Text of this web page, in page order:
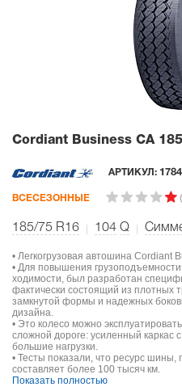
Cordiant Business CA
АРТИКУЛ:
ВСЕСЕЗОННЫЕ
185/75 R16 104 Q
• Легкогрузовая автошина Cordiant
• Для повышения
ходимости, был разработан
фактически состоящий из плотных
замкнутой формы и надежных
дизайна.
• Это колесо можно
сложной дороге: усиленный каркас
большие нагрузки.
• Тесты показали, что ресурс
составляет более 100 тысяч км.
Показать полностью